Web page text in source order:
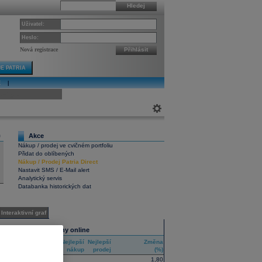
Hledej
Uživatel:
Heslo:
Nová registrace Přihlásit
PATRIA
Akce
Nákup / prodej ve cvičném portfoliu
Přidat do oblíbených
Nákup/ Prodej Patria Direct
Nastavit SMS / E-Mail alert
Analytický servis
Databanka historických dat
Interaktivní graf
Všechny trhy online
Nejlepší
nákup
Nejlepší
prodej
Změna
(%)
1,80